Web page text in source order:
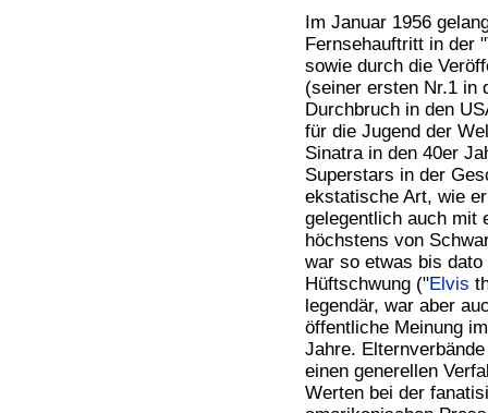
Im Januar 1956
Fernsehauftritt in der
sowie durch die
(seiner ersten Nr.1 in
Durchbruch in den
für die Jugend der
Sinatra in den 40er
Superstars in der
ekstatische Art, wie
gelegentlich auch mit
höchstens von
war so etwas bis
Hüftschwung ("Elvis
legendär, war aber
öffentliche Meinung
Jahre.
einen generellen
Werten bei der